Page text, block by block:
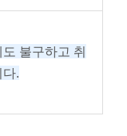
불구하고 취
.